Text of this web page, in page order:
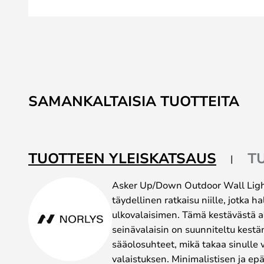
to
the
the
images
SAMANKALTAISIA TUOTTEITA
TUOTTEEN YLEISKATSAUS
Asker Up/Down Outdoor Wall
täydellinen ratkaisu niille, jotka
ulkovalaisimen. Tämä kestävästä
seinävalaisin on suunniteltu
sääolosuhteet, mikä takaa sinulle
valaistuksen. Minimalistisen ja